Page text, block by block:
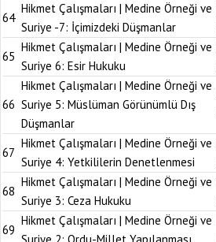
64
Hikmet Çalışmaları | Medine Örneği ve
Suriye -7: İçimizdeki Düşmanlar
65
Hikmet Çalışmaları | Medine Örneği ve
Suriye 6: Esir Hukuku
66
Hikmet Çalışmaları | Medine Örneği ve
Suriye 5: Müslüman Görünümlü Dış
Düşmanlar
67
Hikmet Çalışmaları | Medine Örneği ve
Suriye 4: Yetkililerin Denetlenmesi
68
Hikmet Çalışmaları | Medine Örneği ve
Suriye 3: Ceza Hukuku
69
Hikmet Çalışmaları | Medine Örneği ve